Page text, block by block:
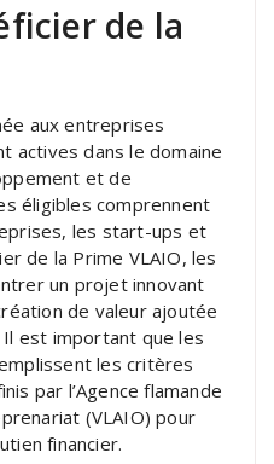
de la
aux entreprises
actives dans le domaine
et de
éligibles comprennent
les start-ups et
de la Prime VLAIO, les
un projet innovant
de valeur ajoutée
Il est important que les
les critères
par l’Agence flamande
(VLAIO) pour
financier.